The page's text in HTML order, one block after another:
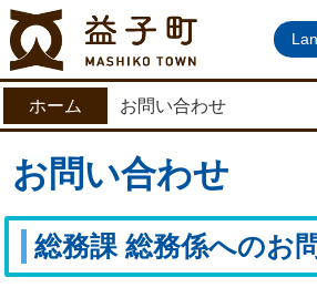
益子町ホー
ホーム お問い合わせ
お問い合わせ
総務課 総務係へのお